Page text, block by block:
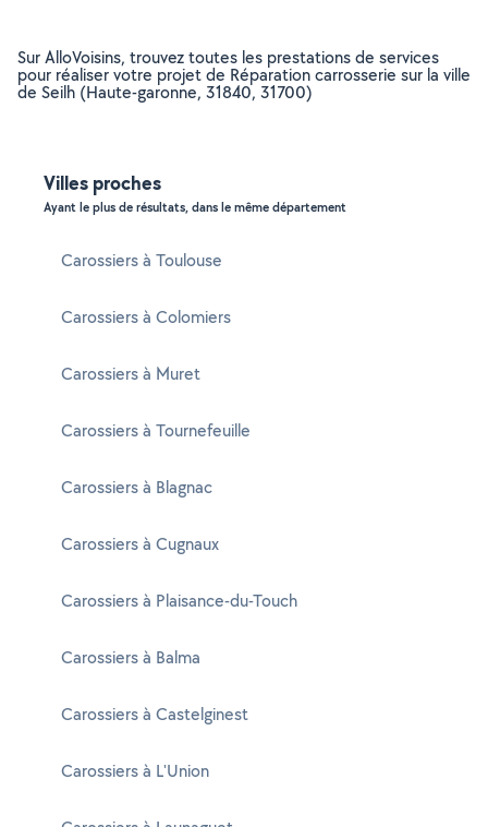
Sur AlloVoisins, trouvez toutes les prestations de services
pour réaliser votre projet de Réparation carrosserie sur la ville
de Seilh (Haute-garonne, 31840, 31700)
Villes proches
Ayant le plus de résultats, dans le même département
Carossiers à Toulouse
Carossiers à Colomiers
Carossiers à Muret
Carossiers à Tournefeuille
Carossiers à Blagnac
Carossiers à Cugnaux
Carossiers à Plaisance-du-Touch
Carossiers à Balma
Carossiers à Castelginest
Carossiers à L'Union